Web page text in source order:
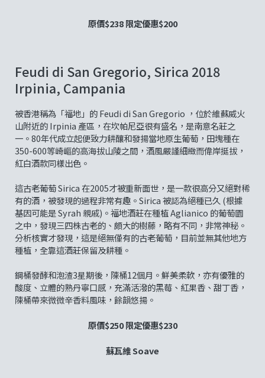
原價$238 限定優惠$200
Feudi di San Gregorio, Sirica 2018
Irpinia, Campania
被香港稱為「福地」的 Feudi di San Gregorio ，位於維蘇威火
山附近的 Irpinia 產區，在坎帕尼亞很有盛名，是南意名莊之
一。80年代成立起便致力耕釀和發揚當地原生葡萄，田塊種在
350-600等崎嶇的高海拔山陵之間，酒風嚴謹細緻而偉岸挺拔，
紅白酒款同樣出色。
這古老葡萄 Sirica 在2005才被重新面世，是一款很高分又絕對稀
有的酒，被發現的過程非常有趣。Sirica 被認為絕種已久 (根據
基因可能是 Syrah 親戚)。福地酒莊在種植 Aglianico 的葡萄園
之中，發現三四株古老的、頗大的樹藤，略有不同，非常神秘。
分析核實才發現，這是絕無僅有的古老葡萄，目前並無其他地方
種植，全靠這酒莊保留及耕種。
鋼桶發酵和泡渣3星期後，陳桶12個月。鮮美柔軟，亦有優雅的
酸度、立體的熟丹寧口感，充滿活潑的黑莓、紅果香、甜丁香，
陳桶帶來微微辛香料風味，餘韻悠揚。
原價$250 限定優惠$230
蘇瓦維 Soave